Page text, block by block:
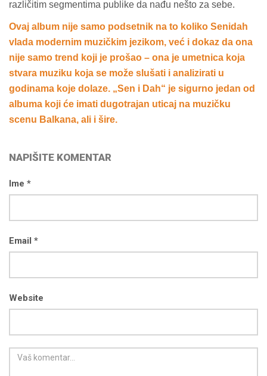
različitim segmentima publike da nađu nešto za sebe.
Ovaj album nije samo podsetnik na to koliko Senidah
vlada modernim muzičkim jezikom, već i dokaz da ona
nije samo trend koji je prošao – ona je umetnica koja
stvara muziku koja se može slušati i analizirati u
godinama koje dolaze. „Sen i Dah“ je sigurno jedan od
albuma koji će imati dugotrajan uticaj na muzičku
scenu Balkana, ali i šire.
NAPIŠITE KOMENTAR
Ime *
Email *
Website